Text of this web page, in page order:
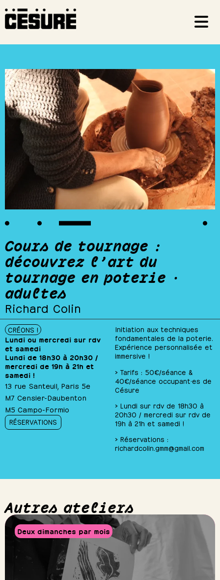
Cours de tournage :
découvrez l’art du
tournage en poterie ·
adultes
Richard Colin
CRÉONS !
Lundi ou mercredi sur rdv
et samedi
Lundi de 18h30 à 20h30 /
mercredi de 19h à 21h et
samedi !
13 rue Santeuil, Paris 5e
M7 Censier-Daubenton
M5 Campo-Formio
RÉSERVATIONS
Initiation aux techniques
fondamentales de la poterie.
Expérience personnalisée et
immersive !
> Tarifs : 50€/séance &
40€/séance occupant·es de
Césure
> Lundi sur rdv de 18h30 à
20h30 / mercredi sur rdv de
19h à 21h et samedi !
> Réservations :
richardcolin.gmm@gmail.com
Autres ateliers
Deux dimanches par mois